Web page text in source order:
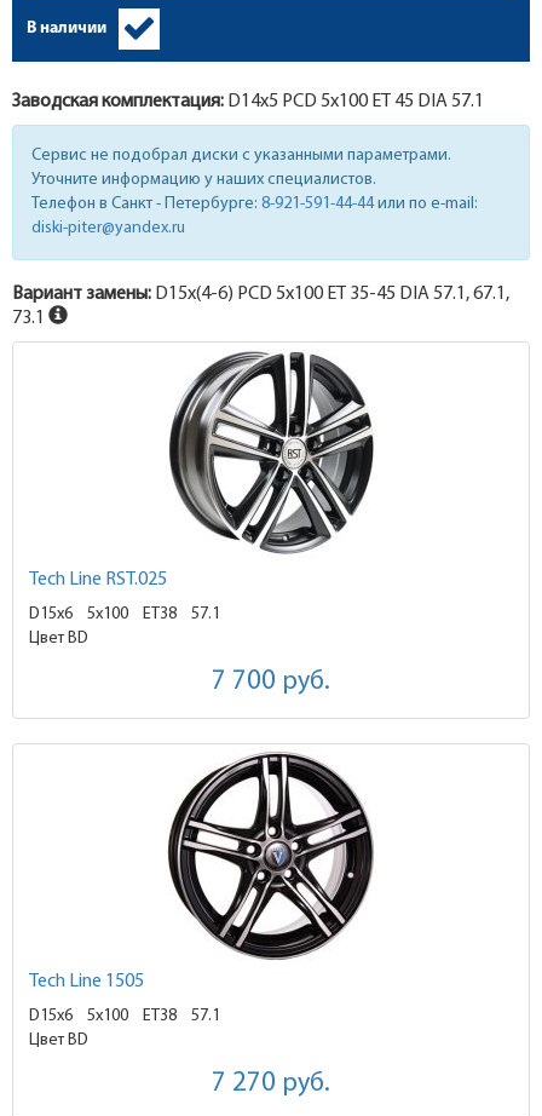
В наличии
Заводская комплектация: D14x5 PCD 5x100 ET 45 DIA 57.1
Сервис не подобрал диски с указанными параметрами.
Уточните информацию у наших специалистов.
Телефон в Санкт - Петербурге: 8-921-591-44-44или по e-mail:
diski-piter@yandex.ru
Вариант замены: D15x(4-6) PCD 5x100 ET 35-45 DIA 57.1, 67.1,
73.1
Tech Line RST.025
D15x6 5x100 ET38
57.1
Цвет BD
7 700 руб.
Tech Line 1505
D15x6 5x100 ET38
57.1
Цвет BD
7 270 руб.